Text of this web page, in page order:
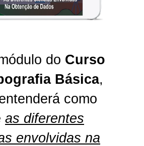
do Curso
Básica,
como
as diferentes
envolvidas na